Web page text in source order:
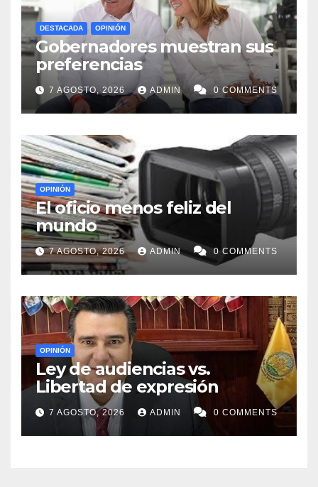
DESTACADA OPINIÓN
Gobernadores muestran sus
preferencias
7 AGOSTO, 2026 ADMIN 0 COMMENTS
OPINIÓN
El oficio menos feliz del
mundo
7 AGOSTO, 2026 ADMIN 0 COMMENTS
OPINIÓN
Ley de audiencias vs.
Libertad de expresión
7 AGOSTO, 2026 ADMIN 0 COMMENTS